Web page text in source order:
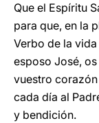
Que el Espíritu
para que, en la
Verbo de la
esposo José,
vuestro
cada día al
y bendición.